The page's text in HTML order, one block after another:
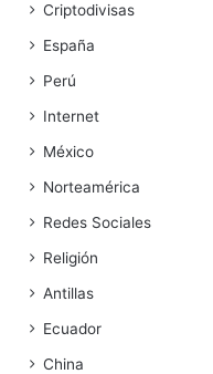
Criptodivisas
España
Perú
Internet
México
Norteamérica
Redes Sociales
Religión
Antillas
Ecuador
China